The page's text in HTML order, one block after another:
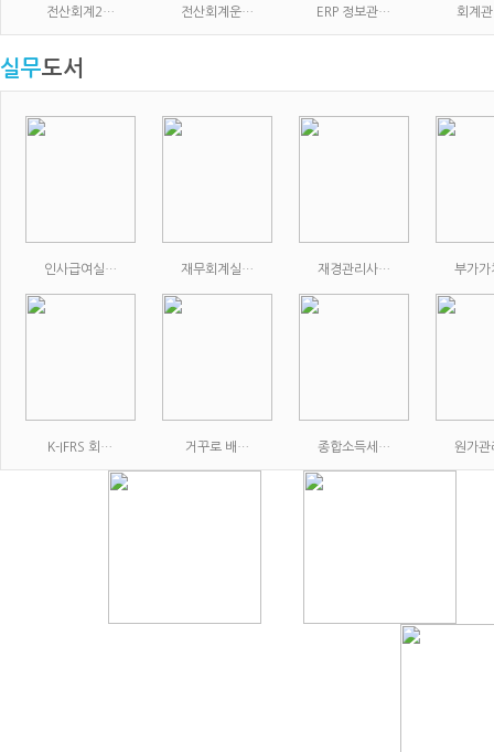
전산회계2… 전산회계운… ERP 정보관… 회계
실무도서
인사급여실… 재무회계실… 재경관리사… 부가
K-IFRS 회… 거꾸로 배… 종합소득세… 원가